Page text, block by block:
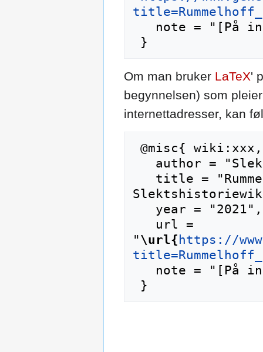
Om man bruker LaTeX'
begynnelsen) som
internettadresser, kan
"\url{ https://